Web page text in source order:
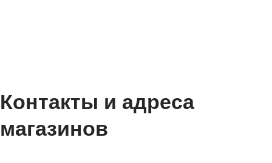
Контакты и адреса
магазинов